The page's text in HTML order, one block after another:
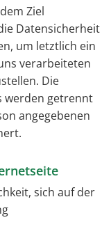
Ziel
Datensicherheit
um letztlich ein
verarbeiteten
Die
werden getrennt
angegebenen
sich auf der